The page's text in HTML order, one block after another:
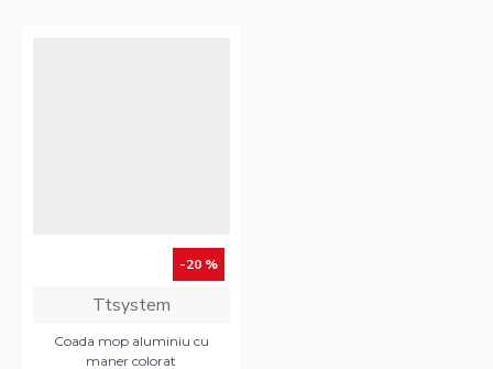
-20 %
Ttsystem
Coada mop aluminiu cu
maner colorat